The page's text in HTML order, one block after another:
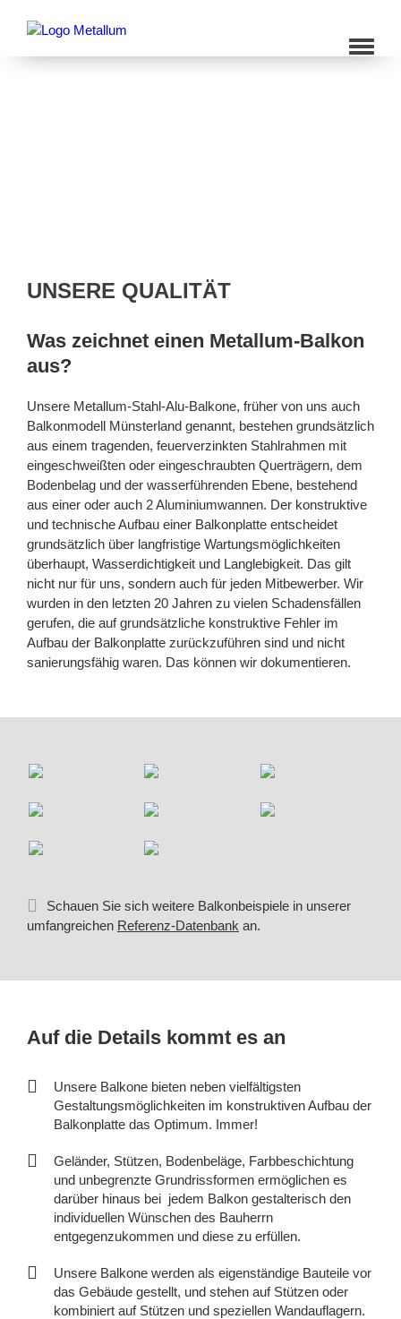
UNSERE QUALITÄT
Was zeichnet einen Metallum-Balkon
aus?
Unsere Metallum-Stahl-Alu-Balkone, früher von uns auch
Balkonmodell Münsterland genannt, bestehen grundsätzlich
aus einem tragenden, feuerverzinkten Stahlrahmen mit
eingeschweißten oder eingeschraubten Querträgern, dem
Bodenbelag und der wasserführenden Ebene, bestehend
aus einer oder auch 2 Aluminiumwannen. Der konstruktive
und technische Aufbau einer Balkonplatte entscheidet
grundsätzlich über langfristige Wartungsmöglichkeiten
überhaupt, Wasserdichtigkeit und Langlebigkeit. Das gilt
nicht nur für uns, sondern auch für jeden Mitbewerber. Wir
wurden in den letzten 20 Jahren zu vielen Schadensfällen
gerufen, die auf grundsätzliche konstruktive Fehler im
Aufbau der Balkonplatte zurückzuführen sind und nicht
sanierungsfähig waren. Das können wir dokumentieren.
Schauen Sie sich weitere Balkonbeispiele in unserer
umfangreichen Referenz-Datenbank an.
Auf die Details kommt es an
Unsere Balkone bieten neben vielfältigsten
Gestaltungsmöglichkeiten im konstruktiven Aufbau der
Balkonplatte das Optimum. Immer!
Geländer, Stützen, Bodenbeläge, Farbbeschichtung
und unbegrenzte Grundrissformen ermöglichen es
darüber hinaus bei jedem Balkon gestalterisch den
individuellen Wünschen des Bauherrn
entgegenzukommen und diese zu erfüllen.
Unsere Balkone werden als eigenständige Bauteile vor
das Gebäude gestellt, und stehen auf Stützen oder
kombiniert auf Stützen und speziellen Wandauflagern.